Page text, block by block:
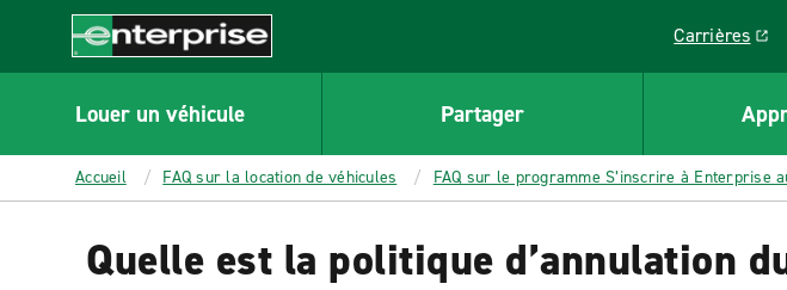
CONTENT
Enterprise
Carrières
Link opens in
Louer un véhicule Partager
Accueil FAQ sur la location de véhicules FAQ sur le programme S’inscrire à Enterprise
Quelle est la politique d’annulation